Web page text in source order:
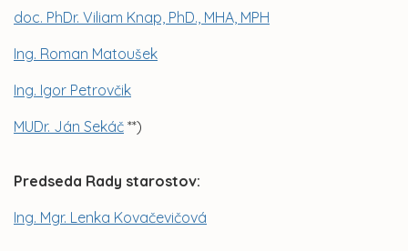
doc. PhDr. Viliam Knap, PhD., MHA, MPH
Ing. Roman Matoušek
Ing. Igor Petrovčik
MUDr. Ján Sekáč **)
Predseda Rady starostov:
Ing. Mgr. Lenka Kovačevičová